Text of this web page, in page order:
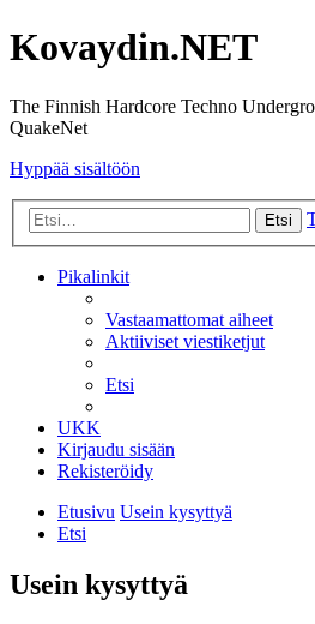
Kovaydin.NET
The Finnish Hardcore Techno
QuakeNet
Hyppää sisältöön
Etsi
Pikalinkit
Vastaamattomat aiheet
Aktiiviset viestiketjut
Etsi
UKK
Kirjaudu sisään
Rekisteröidy
Etusivu Usein kysyttyä
Etsi
Usein kysyttyä